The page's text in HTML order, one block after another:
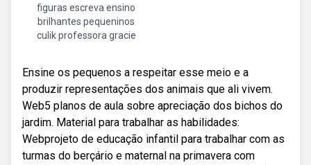
figuras escreva ensino
brilhantes pequeninos
culik professora gracie
Ensine os pequenos a respeitar esse meio e a
produzir representações dos animais que ali vivem.
Web5 planos de aula sobre apreciação dos bichos do
jardim. Material para trabalhar as habilidades:
Webprojeto de educação infantil para trabalhar com as
turmas do berçário e maternal na primavera com